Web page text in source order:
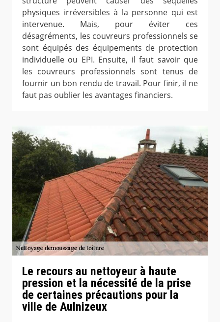
physiques irréversibles à la personne qui est
intervenue. Mais, pour éviter ces
désagréments, les couvreurs professionnels se
sont équipés des équipements de protection
individuelle ou EPI. Ensuite, il faut savoir que
les couvreurs professionnels sont tenus de
fournir un bon rendu de travail. Pour finir, il ne
faut pas oublier les avantages financiers.
Le recours au nettoyeur à haute
pression et la nécessité de la prise
de certaines précautions pour la
ville de Aulnizeux